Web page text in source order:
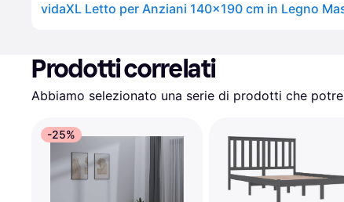
vidaXL Letto per Anziani 140x190 cm in Legno
Prodotti correlati
Abbiamo selezionato una serie di prodotti che
-25%